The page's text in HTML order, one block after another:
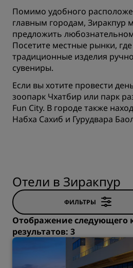
Помимо удобного
главным городам, Зиракпур
предложить
Посетите местные рынки,
традиционные изделия
сувениры.
Если вы хотите провести
зоопарк Чхатбир или парк
Fun City. В городе также
Набха Сахиб и Гурудвара
Отели в Зиракпур
ФИЛЬТРЫ
Отображение следующего
результатов: 3